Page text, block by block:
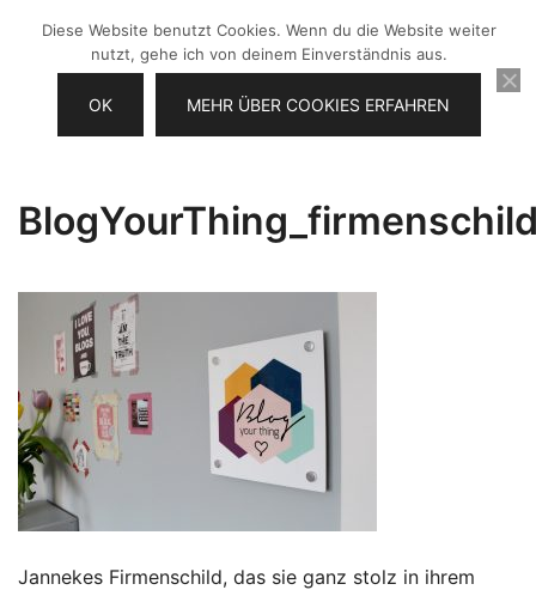
springen
Jannekes Firmenschild, das sie ganz stolz in ihrem
Diese Website benutzt Cookies. Wenn du die Website weiter
nutzt, gehe ich von deinem Einverständnis aus.
OK MEHR ÜBER COOKIES ERFAHREN